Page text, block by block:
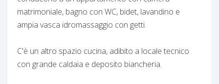
matrimoniale, bagno con WC, bidet, lavandino e
ampia vasca idromassaggio con getti.
C'è un altro spazio cucina, adibito a locale tecnico
con grande caldaia e deposito biancheria.